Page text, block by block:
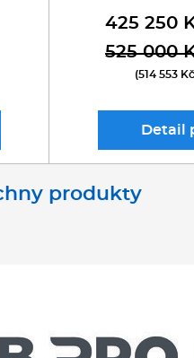
425 250
525 000
(514 553
Detail
produkty